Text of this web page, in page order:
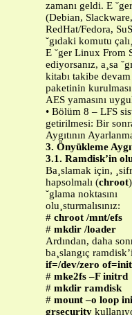
zamanı geldi. E
(Debian,
RedHat/Fedora,
˘gıdaki komutu
E ˘ger Linux From
ediyorsanız, a¸sa
kitabı takibe
paketinin
AES yamasını
• Bölüm 8 – LFS
getirilmesi: Bir
Aygıtının
3. Önyükleme
3.1. Ramdisk’in
Ba¸slamak için,
hapsolmalı (chroot
˘glama noktasını
olu¸sturmalısınız:
# chroot /mnt/efs
# mkdir /loader
Ardından, daha
ba¸slangıç
if=/dev/zero
# mke2fs –F initrd
# mkdir ramdisk
# mount –o loop
grsecurity